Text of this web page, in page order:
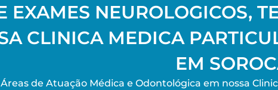
EXAMES NEUROLOGICOS,
CLINICA MEDICA
EM
de Atuação Médica e Odontológica em nossa